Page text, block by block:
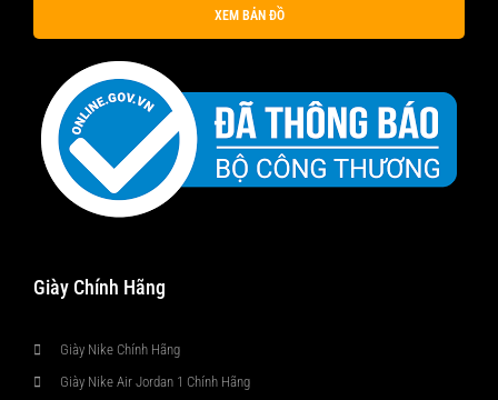
XEM BẢN ĐỒ
Giày Chính Hãng
Giày Nike Chính Hãng
Giày Nike Air Jordan 1 Chính Hãng